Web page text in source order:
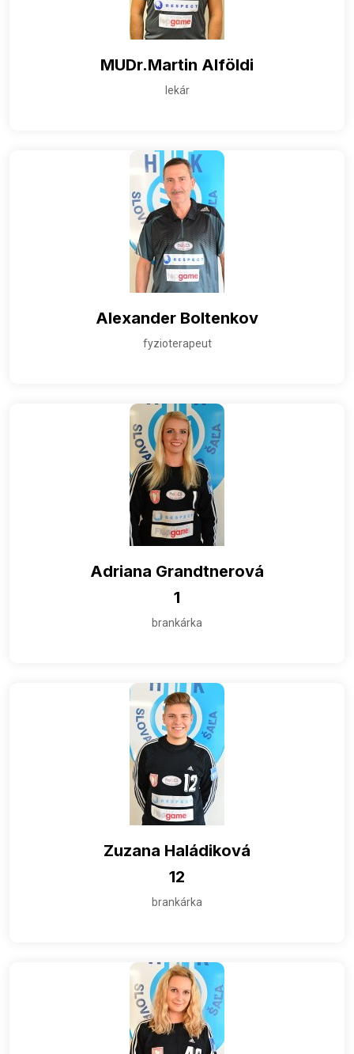
MUDr.Martin Alföldi
lekár
Alexander Boltenkov
fyzioterapeut
Adriana Grandtnerová
1
brankárka
Zuzana Haládiková
12
brankárka